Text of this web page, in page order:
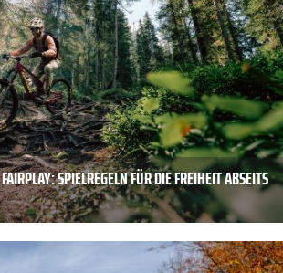
SPIELREGELN FÜR DIE FREIHEIT ABSEITS